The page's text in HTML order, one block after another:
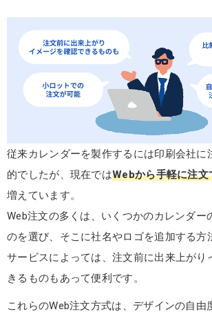
従来カレンダーを製作するには印刷会社に
的でしたが、現在ではWebから手軽に注文
増えています。
Web注文の多くは、いくつかのカレンダー
のを選び、そこに社名やロゴを追加する方
サービスによっては、注文前に出来上がり
きるものもあって便利です。
これらのWeb注文方式は、デザインの自由